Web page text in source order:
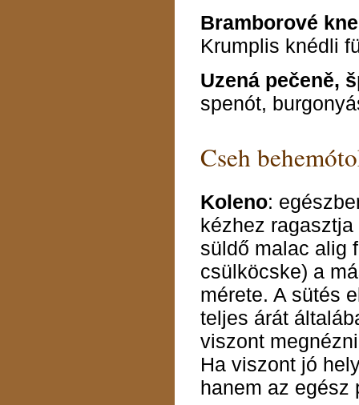
Bramborové
Krumplis knédli
Uzená pečeně,
spenót,
Cseh
Koleno:
kézhez
süldő malac alig
csülköcske) a
mérete. A sütés
teljes árát
viszont
Ha viszont jó
hanem az egész